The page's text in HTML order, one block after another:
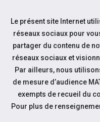
Aller au contenu
CAP EMPLOI 52
Le présent site Internet
réseaux sociaux pour
partager du contenu de
réseaux sociaux et
Par ailleurs, nous
de mesure d’audience
exempts de recueil du
Pour plus de